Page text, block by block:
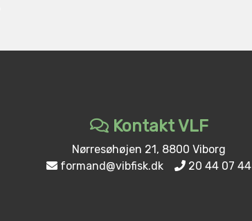
Kontakt VLF
Nørresøhøjen 21, 8800 Viborg
formand@vibfisk.dk
20 44 07 44